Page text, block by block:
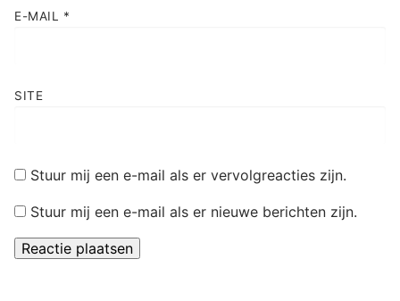
E-MAIL *
SITE
Stuur mij een e-mail als er vervolgreacties zijn.
Stuur mij een e-mail als er nieuwe berichten zijn.